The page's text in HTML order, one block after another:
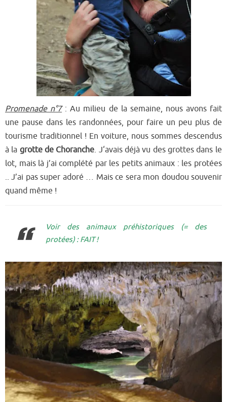
Promenade n°7: Au milieu de la semaine, nous avons fait
une pause dans les randonnées, pour faire un peu plus de
tourisme traditionnel ! En voiture, nous sommes descendus
à la grotte de Choranche. J‘avais déjà vu des grottes dans le
lot, mais là j’ai complété par les petits animaux : les protées
.. J’ai pas super adoré … Mais ce sera mon doudou souvenir
quand même !
Voir des animaux préhistoriques (= des
protées) : FAIT !